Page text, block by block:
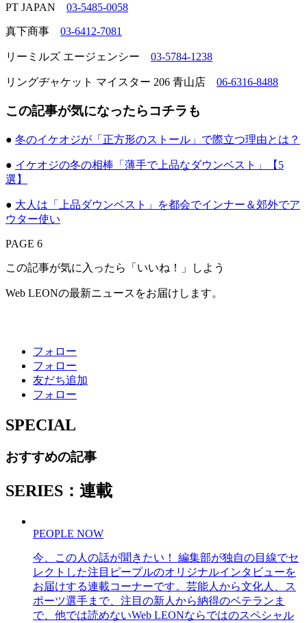
PT JAPAN 03-5485-0058
真下商事 03-6412-7081
リーミルズ エージェンシー 03-5784-1238
リングヂャケット マイスター 206 青山店 06-6316-8488
この記事が気になったらコチラも
● 冬のイケオジが「正方形のストール」で際立つ理由とは？
● イケオジの冬の相棒「薄手で上品なダウンベスト」【5
選】
● 大人は「上品ダウンベスト」を都会でインナー＆郊外でア
ウター使い
PAGE 6
この記事が気に入ったら「いいね！」しよう
Web LEONの最新ニュースをお届けします。
フォロー
フォロー
友だち追加
フォロー
SPECIAL
おすすめの記事
SERIES：連載
PEOPLE NOW
今、この人の話が聞きたい！ 編集部が独自の目線でセ
レクトした注目ピープルのオリジナルインタビューを
お届けする連載コーナーです。芸能人から文化人、ス
ポーツ選手まで、注目の新人から納得のベテランま
で、他では読めないWeb LEONならではのスペシャル